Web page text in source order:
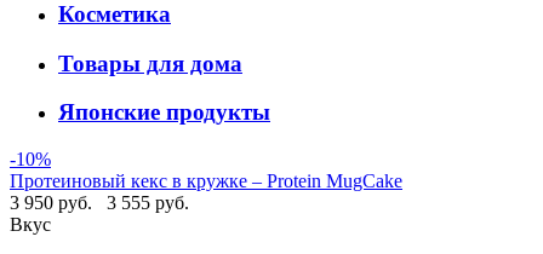
Косметика
Товары для дома
Японские продукты
-10%
Протеиновый кекс в кружке – Protein MugCake
3 950 руб.
3 555 руб.
Вкус